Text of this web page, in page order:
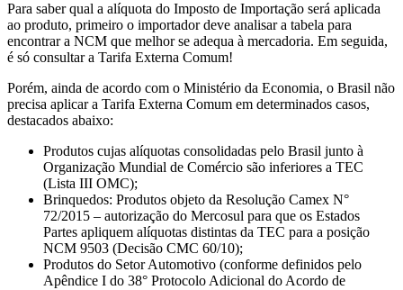
Para saber qual a alíquota do Imposto de Importação será aplicada
ao produto, primeiro o importador deve analisar a tabela para
encontrar a NCM que melhor se adequa à mercadoria. Em seguida,
é só consultar a Tarifa Externa Comum!
Porém, ainda de acordo com o Ministério da Economia, o Brasil não
precisa aplicar a Tarifa Externa Comum em determinados casos,
destacados abaixo:
Produtos cujas alíquotas consolidadas pelo Brasil junto à
Organização Mundial de Comércio são inferiores a TEC
(Lista III OMC);
Brinquedos: Produtos objeto da Resolução Camex N°
72/2015 – autorização do Mercosul para que os Estados
Partes apliquem alíquotas distintas da TEC para a posição
NCM 9503 (Decisão CMC 60/10);
Produtos do Setor Automotivo (conforme definidos pelo
Apêndice I do 38° Protocolo Adicional do Acordo de